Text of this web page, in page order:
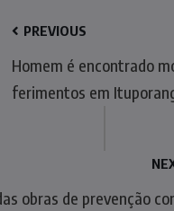
PREVIOUS
Homem é encontrado
ferimentos em
obras de prevenção